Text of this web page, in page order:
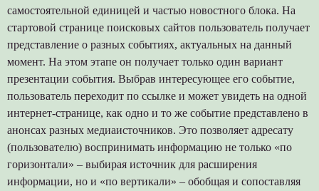
самостоятельной единицей и частью новостного блока. На
стартовой странице поисковых сайтов пользователь получает
представление о разных событиях, актуальных на данный
момент. На этом этапе он получает только один вариант
презентации события. Выбрав интересующее его событие,
пользователь переходит по ссылке и может увидеть на одной
интернет-странице, как одно и то же событие представлено в
анонсах разных медиаисточников. Это позволяет адресату
(пользователю) воспринимать информацию не только «по
горизонтали» – выбирая источник для расширения
информации, но и «по вертикали» – обобщая и сопоставляя